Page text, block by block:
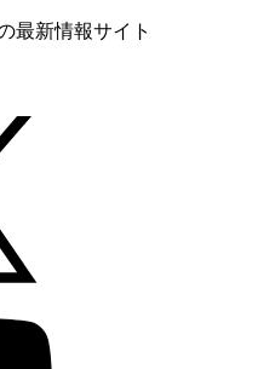
最新情報サイト